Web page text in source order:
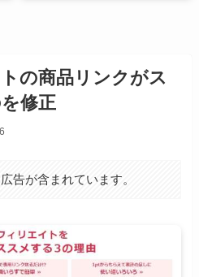
の商品リンクがス
修正
告が含まれています。